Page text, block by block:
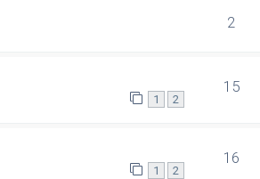
2
1 2
15
1 2
16